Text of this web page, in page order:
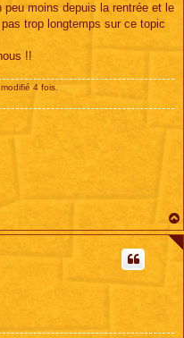
moins depuis la rentrée et le
trop longtemps sur ce topic
!!
4 fois.